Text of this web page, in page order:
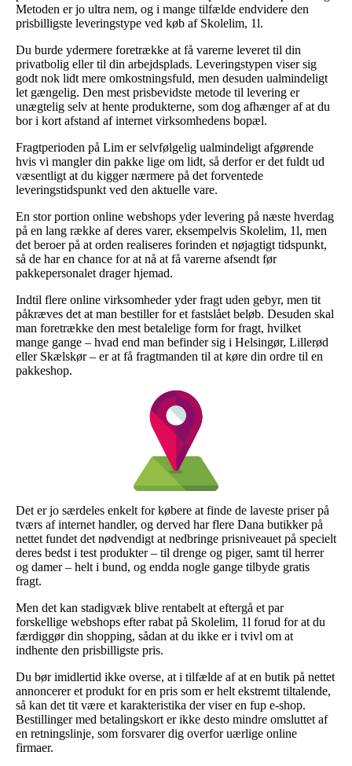
Metoden er jo ultra nem, og i mange tilfælde endvidere den
prisbilligste leveringstype ved køb af Skolelim, 1l.
Du burde ydermere foretrække at få varerne leveret til din
privatbolig eller til din arbejdsplads. Leveringstypen viser sig
godt nok lidt mere omkostningsfuld, men desuden ualmindeligt
let gængelig. Den mest prisbevidste metode til levering er
unægtelig selv at hente produkterne, som dog afhænger af at du
bor i kort afstand af internet virksomhedens bopæl.
Fragtperioden på Lim er selvfølgelig ualmindeligt afgørende
hvis vi mangler din pakke lige om lidt, så derfor er det fuldt ud
væsentligt at du kigger nærmere på det forventede
leveringstidspunkt ved den aktuelle vare.
En stor portion online webshops yder levering på næste hverdag
på en lang række af deres varer, eksempelvis Skolelim, 1l, men
det beroer på at orden realiseres forinden et nøjagtigt tidspunkt,
så de har en chance for at nå at få varerne afsendt før
pakkepersonalet drager hjemad.
Indtil flere online virksomheder yder fragt uden gebyr, men tit
påkræves det at man bestiller for et fastslået beløb. Desuden skal
man foretrække den mest betalelige form for fragt, hvilket
mange gange – hvad end man befinder sig i Helsingør, Lillerød
eller Skælskør – er at få fragtmanden til at køre din ordre til en
pakkeshop.
Det er jo særdeles enkelt for købere at finde de laveste priser på
tværs af internet handler, og derved har flere Dana butikker på
nettet fundet det nødvendigt at nedbringe prisniveauet på specielt
deres bedst i test produkter – til drenge og piger, samt til herrer
og damer – helt i bund, og endda nogle gange tilbyde gratis
fragt.
Men det kan stadigvæk blive rentabelt at eftergå et par
forskellige webshops efter rabat på Skolelim, 1l forud for at du
færdiggør din shopping, sådan at du ikke er i tvivl om at
indhente den prisbilligste pris.
Du bør imidlertid ikke overse, at i tilfælde af at en butik på nettet
annoncerer et produkt for en pris som er helt ekstremt tiltalende,
så kan det tit være et karakteristika der viser en fup e-shop.
Bestillinger med betalingskort er ikke desto mindre omsluttet af
en retningslinje, som forsvarer dig overfor uærlige online
firmaer.